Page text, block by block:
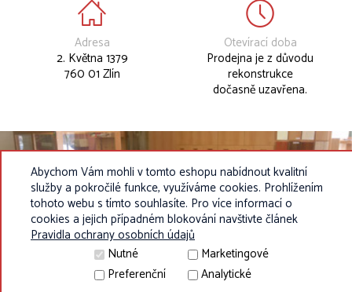
Adresa
2. Května 1379
760 01 Zlín
Otevírací doba
Prodejna je z důvodu
rekonstrukce
dočasně uzavřena.
© 2010 - 2026 Eurokosik.cz - vybavení do dětských pokojíků |
Abychom Vám mohli v tomto eshopu nabídnout kvalitní
služby a pokročilé funkce, využíváme cookies. Prohlížením
tohoto webu s tímto souhlasíte. Pro více informací o
cookies a jejich případném blokování navštivte článek
Pravidla ochrany osobních údajů
Nutné
Marketingové
Preferenční
Analytické